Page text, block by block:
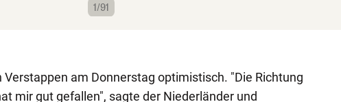
1/91
Verstappen am Donnerstag optimistisch. "Die Richtung
mir gut gefallen", sagte der Niederländer und